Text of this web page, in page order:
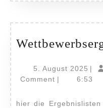
5. August 2025 5.|
Comment | 6:53
hier die Ergebnislisten für den 74. Wettbewerb der